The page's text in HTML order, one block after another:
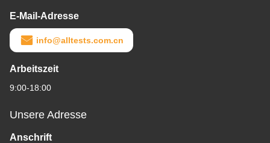
E-Mail-Adresse
info@alltests.com.cn
Arbeitszeit
9:00-18:00
Unsere Adresse
Anschrift